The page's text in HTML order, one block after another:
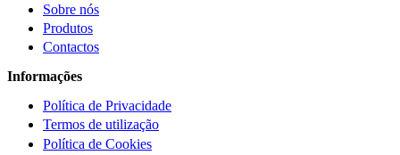
Sobre nós
Produtos
Contactos
Informações
Política de Privacidade
Termos de utilização
Política de Cookies